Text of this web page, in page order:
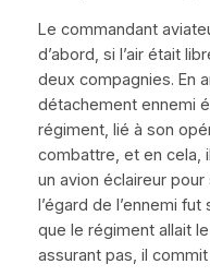
Le commandant
d’abord, si l’air était
deux compagnies. En
détachement ennemi
régiment, lié à son
combattre, et en cela,
un avion éclaireur pour
l’égard de l’ennemi
que le régiment allait
assurant pas, il